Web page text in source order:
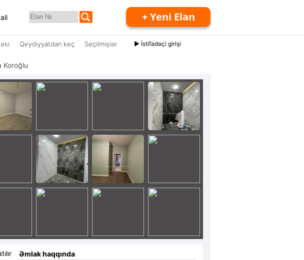
+ Yeni Elan
Qeydiyyatdan keç Seçilmişlər ► İstifadəçi girişi
Koroğlu
Əmlak haqqında